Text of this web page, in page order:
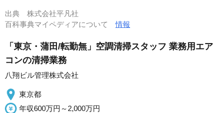
出典 株式会社平凡社
百科事典マイペディアについて情報
「東京・蒲田/転勤無」空調清掃スタッフ 業務用エア
コンの清掃業務
八翔ビル管理株式会社
東京都
年収600万円～2,000万円